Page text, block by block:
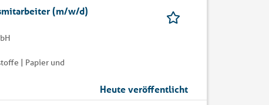
(m/w/d)
| Papier und
Heute veröffentlicht